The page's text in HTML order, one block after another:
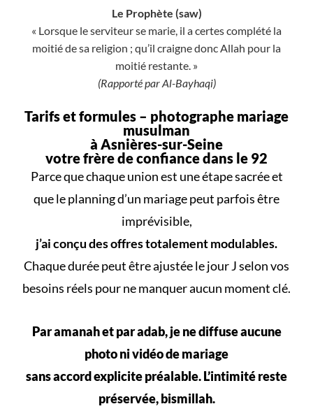
Le Prophète (saw)
« Lorsque le serviteur se marie, il a certes complété la
moitié de sa religion ; qu’il craigne donc Allah pour la
moitié restante. »
(Rapporté par Al-Bayhaqi)
Tarifs et formules – photographe mariage
musulman
à Asnières-sur-Seine
votre frère de confiance dans le 92
Parce quechaque unionest uneétape sacréeet
que leplanning d’un mariagepeut parfois être
imprévisible,
j’ai conçu des offres totalement modulables.
Chaque durée peut être ajustée le jour J selon vos
besoins réels pour ne manquer aucun moment clé.
Par amanah et par adab, je ne diffuse aucune
photo ni vidéo de mariage
sans accord explicite préalable. L’intimité reste
préservée, bismillah.